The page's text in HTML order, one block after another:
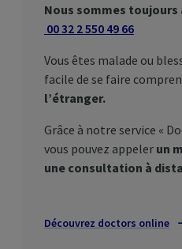
Nous sommes
00 32 2 550 49 66
Vous êtes malade ou
facile de se faire
l’étranger.
Grâce à notre service «
vous pouvez appeler un
une consultation à
Découvrez doctors online